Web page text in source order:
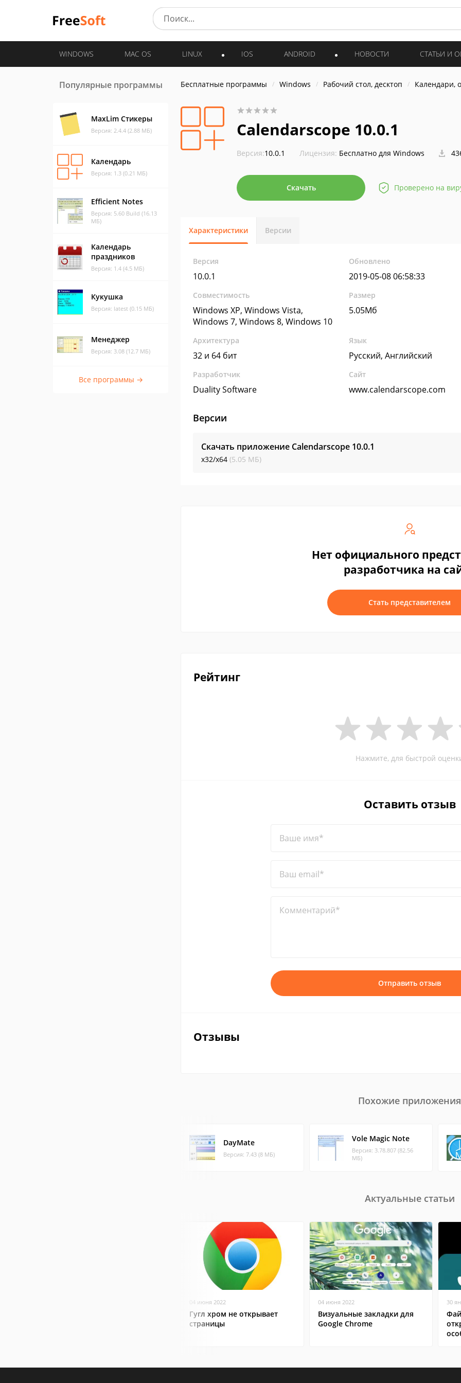
WINDOWS MAC OS LINUX IOS ANDROID НОВОСТИ СТАТЬИ И
Популярные программы
MaxLim Стикеры
Версия: 2.4.4 (2.88 МБ)
Календарь
Версия: 1.3 (0.21 МБ)
Efficient Notes
Версия: 5.60 Build (16.13
МБ)
Календарь
праздников
Версия: 1.4 (4.5 МБ)
Кукушка
Версия: latest (0.15 МБ)
Менеджер
Версия: 3.08 (12.7 МБ)
Все программы →
Бесплатные программы Windows Рабочий стол, десктоп Календари,
Calendarscope 10.0.1
Версия:10.0.1 Лицензия: Бесплатно для Windows
Скачать Проверено на
Характеристики Версии
Версия
10.0.1
Обновлено
2019-05-08 06:58:33
Совместимость
Windows XP, Windows Vista,
Windows 7, Windows 8, Windows 10
Размер
5.05Мб
Архитектура
32 и 64 бит
Язык
Русский, Английский
Разработчик
Duality Software
Сайт
www.calendarscope.com
Версии
Скачать приложение Calendarscope 10.0.1
x32/x64 (5.05 МБ)
Нет официального
разработчика на
Стать представителем
Рейтинг
Нажмите, для быстрой
Оставить отзыв
Ваше имя*
Ваш email*
Комментарий*
Отправить отзыв
Отзывы
Похожие приложения
DayMate
Версия: 7.43 (8 МБ)
Vole Magic Note
Версия: 3.78.807 (82.56
МБ)
Актуальные статьи
04 июня 2022
Гугл хром не открывает
страницы
04 июня 2022
Визуальные закладки для
Google Chrome
30